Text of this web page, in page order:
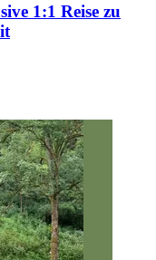
1:1 Reise zu